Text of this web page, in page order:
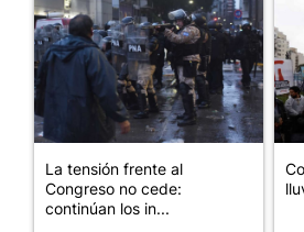
La tensión frente al
Congreso no cede:
continúan los in...